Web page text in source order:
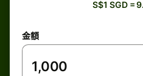
S$1 SGD =
金額